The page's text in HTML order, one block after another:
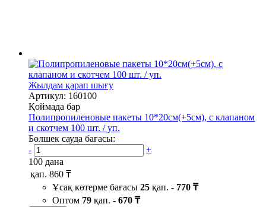
Жылдам қарап шығу
Артикул: 160100
Қоймада бар
Полипропиленовые пакеты 10*20см(+5см), с клапаном
и скотчем 100 шт. / уп.
Бөлшек сауда бағасы:
-
+
100 дана
қап. 860 ₸
Ұсақ көтерме бағасы 25 қап. - 770 ₸
Оптом 79 қап. - 670 ₸